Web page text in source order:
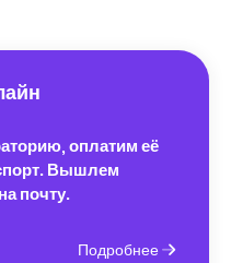
оплатим её
Вышлем
почту.
Подробнее